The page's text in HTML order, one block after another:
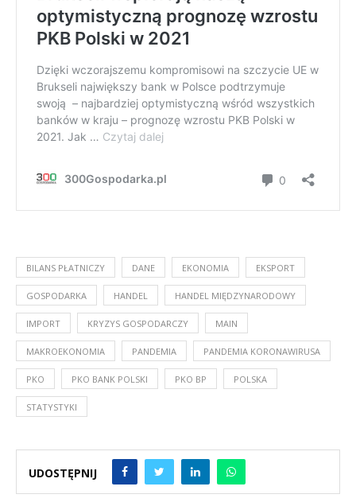
BILANS PŁATNICZY DANE EKONOMIA EKSPORT
GOSPODARKA HANDEL HANDEL MIĘDZYNARODOWY
IMPORT KRYZYS GOSPODARCZY MAIN
MAKROEKONOMIA PANDEMIA PANDEMIA KORONAWIRUSA
PKO PKO BANK POLSKI PKO BP POLSKA
STATYSTYKI
UDOSTĘPNIJ